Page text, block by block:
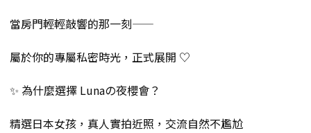
當房門輕輕敲響的那一刻——
屬於你的專屬私密時光，正式展開 ♡
✨ 為什麼選擇 Lunaの夜櫻會？
精選日本女孩，真人實拍近照，交流自然不尷尬